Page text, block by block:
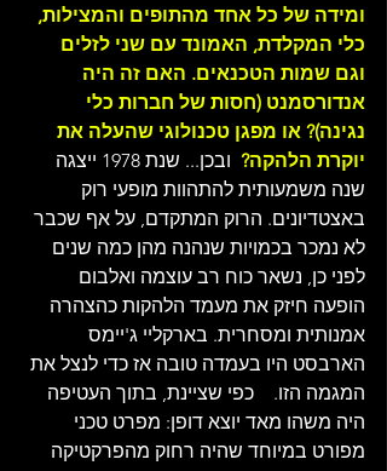
ומידה של כל אחד מהתופים והמצילות,
כלי המקלדת, האמונד עם שני לזלים
וגם שמות הטכנאים. האם זה היה
אנדורסמנט (חסות של חברות כלי
נגינה)? או מפגן טכנולוגי שהעלה את
יוקרת הלהקה?
ובכן... שנת 1978 ייצגה
שנה משמעותית להתהוות מופעי רוק
באצטדיונים. הרוק המתקדם, על אף שכבר
לא נמכר בכמויות שנהנה מהן כמה שנים
לפני כן, נשאר כוח רב עוצמה ואלבום
הופעה חיזק את מעמד הלהקות כהצהרה
אמנותית ומסחרית. בארקליי ג'יימס
הארבסט היו בעמדה טובה אז כדי לנצל את
המגמה הזו.    כפי שציינת, בתוך העטיפה
היה משהו מאד יוצא דופן: מפרט טכני
מפורט במיוחד שהיה רחוק מהפרקטיקה